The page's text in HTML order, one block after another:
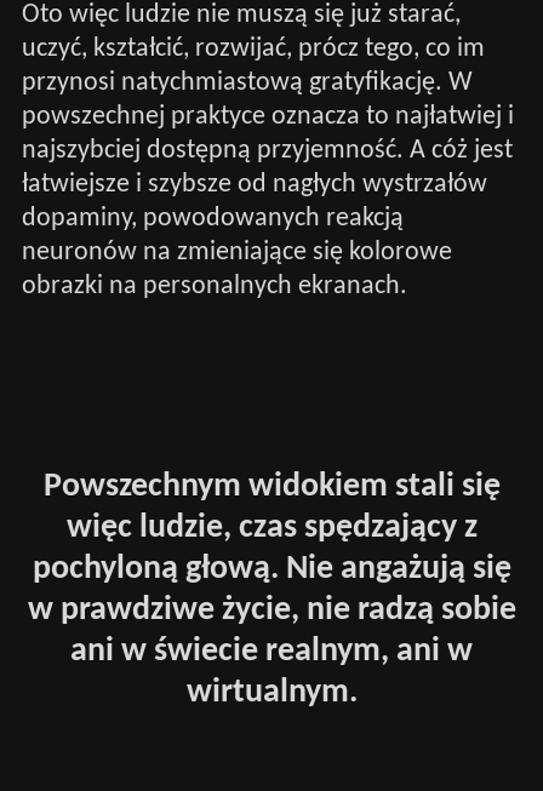
Oto więc ludzie nie muszą się już starać,
uczyć, kształcić, rozwijać, prócz tego, co im
przynosi natychmiastową gratyfikację. W
powszechnej praktyce oznacza to najłatwiej i
najszybciej dostępną przyjemność. A cóż jest
łatwiejsze i szybsze od nagłych wystrzałów
dopaminy, powodowanych reakcją
neuronów na zmieniające się kolorowe
obrazki na personalnych ekranach.
Powszechnym widokiem stali się
więc ludzie, czas spędzający z
pochyloną głową. Nie angażują się
w prawdziwe życie, nie radzą sobie
ani w świecie realnym, ani w
wirtualnym.